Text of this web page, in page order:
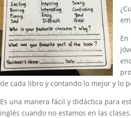
de cada libro y contando lo mejor y lo
Es una manera fácil y didáctica para
inglés cuando no estamos en las clases.